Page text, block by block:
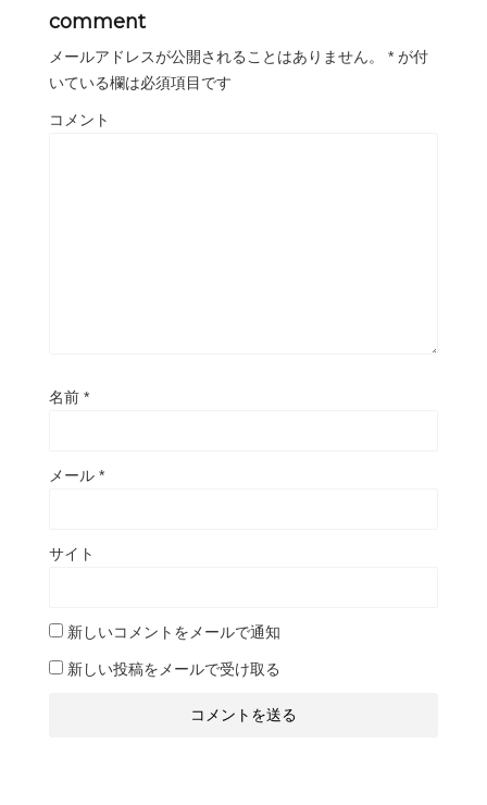
comment
メールアドレスが公開されることはありません。 * が付
いている欄は必須項目です
コメント
名前 *
メール *
サイト
新しいコメントをメールで通知
新しい投稿をメールで受け取る